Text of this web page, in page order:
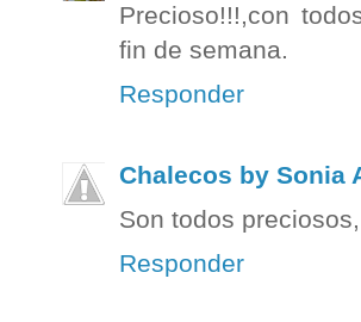
Precioso!!!,con
fin de semana.
Responder
Chalecos by Sonia
Son todos
Responder